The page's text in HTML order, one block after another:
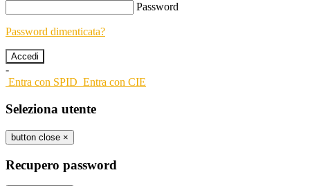
Password
Password dimenticata?
-
Entra con SPID Entra con CIE
Seleziona utente
button close ×
Recupero password